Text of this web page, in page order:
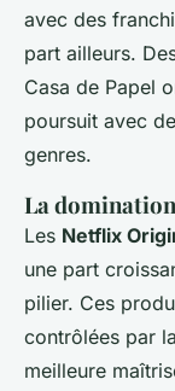
avec des
part ailleurs.
Casa de Papel
poursuit avec
genres.
La
Les Netflix
une part
pilier. Ces
contrôlées par
meilleure